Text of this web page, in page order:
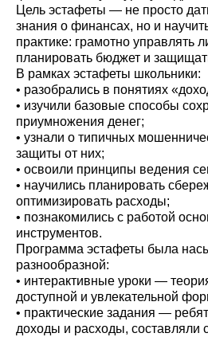
Цель эстафеты — не просто
знания о финансах, но и
практике: грамотно управлять
планировать бюджет и
В рамках эстафеты школьники:
• разобрались в понятиях
• изучили базовые способы
приумножения денег;
• узнали о типичных
защиты от них;
• освоили принципы ведения
• научились планировать
оптимизировать расходы;
• познакомились с работой
инструментов.
Программа эстафеты была
разнообразной:
• интерактивные уроки —
доступной и увлекательной
• практические задания —
доходы и расходы, составляли